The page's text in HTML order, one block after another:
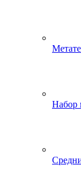
Набор